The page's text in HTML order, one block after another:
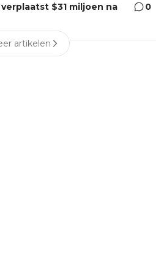
$31 miljoen na
0
artikelen